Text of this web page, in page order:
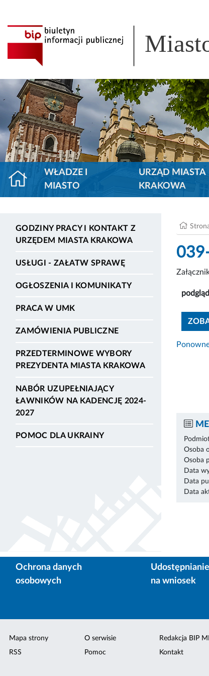
WŁADZE I
MIASTO
URZĄD MIASTA
KRAKOWA
GODZINY PRACY I KONTAKT Z
URZĘDEM MIASTA KRAKOWA
USŁUGI - ZAŁATW SPRAWĘ
OGŁOSZENIA I KOMUNIKATY
PRACA W UMK
ZAMÓWIENIA PUBLICZNE
PRZEDTERMINOWE WYBORY
PREZYDENTA MIASTA KRAKOWA
NABÓR UZUPEŁNIAJĄCY
ŁAWNIKÓW NA KADENCJĘ 2024-
2027
POMOC DLA UKRAINY
podgląd
Osoba
Osoba
Data
Data
Data
Ochrona danych
osobowych
na wniosek
Mapa strony
RSS
O serwisie
Pomoc
Redakcja BIP
Kontakt